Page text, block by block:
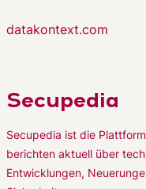
datakontext.com
Secupedia
Secupedia ist die
berichten aktuell über
Entwicklungen,